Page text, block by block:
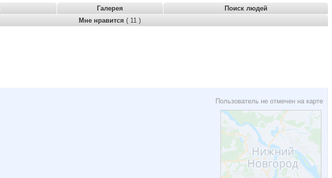
Галерея
Поиск людей
Мне нравится ( 11 )
Пользователь не отмечен на карте